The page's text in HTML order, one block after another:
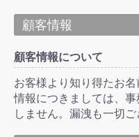
顧客情報
顧客情報について
お客様より知り得たお
情報につきましては、
しません。漏洩も一切ご